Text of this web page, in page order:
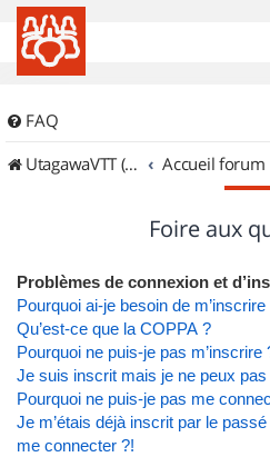
FAQ
UtagawaVTT (Randos VTT et VTTAE avec traces GPS)
Accueil forum
Foire aux
Problèmes de connexion et
Pourquoi ai-je besoin de m’inscrire
Qu’est-ce que la COPPA ?
Pourquoi ne puis-je pas m’inscrire
Je suis inscrit mais je ne peux
Pourquoi ne puis-je pas me
Je m’étais déjà inscrit par le
me connecter ?!